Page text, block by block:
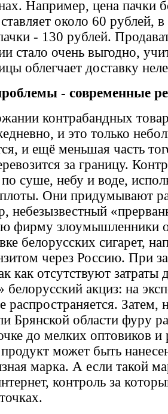
Например, цена пачки
около 60 рублей,
- 130 рублей.
стало очень выгодно,
облегчает доставку
- современные
контрабандных
и это только
и ещё меньшая часть
за границу.
по суше, небу и воде,
плоты. Они придумывают
небезызвестный
фирму злоумышленники
белорусских сигарет,
через Россию. При
как отсутствуют затраты
белорусский акциз: на
распространяется. Затем,
Брянской области фуру
до мелких оптовиков
может быть
марка. А если такой
контроль за